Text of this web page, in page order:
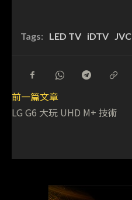
Tags: LED TV iDTV JVC
前一篇文章
LG G6 大玩 UHD M+ 技術